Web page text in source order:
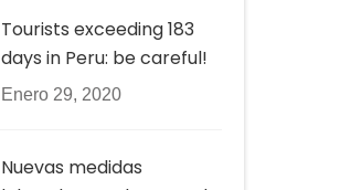
Tourists exceeding 183
days in Peru: be careful!
Enero 29, 2020
Nuevas medidas